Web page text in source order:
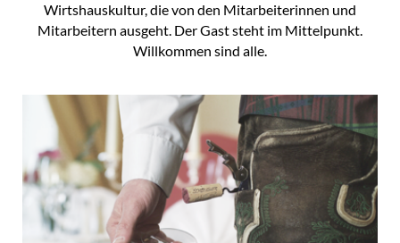
Wirtshauskultur, die von den Mitarbeiterinnen und
Mitarbeitern ausgeht. Der Gast steht im Mittelpunkt.
Willkommen sind alle.